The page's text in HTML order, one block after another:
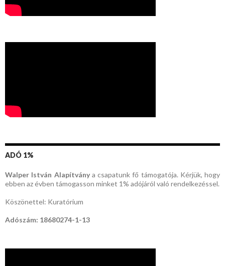
ADÓ 1%
Walper István Alapítványa csapatunk fő támogatója. Kérjük, hogy
ebben az évben támogasson minket 1% adójáról való rendelkezéssel.
Köszönettel: Kuratórium
Adószám: 18680274-1-13